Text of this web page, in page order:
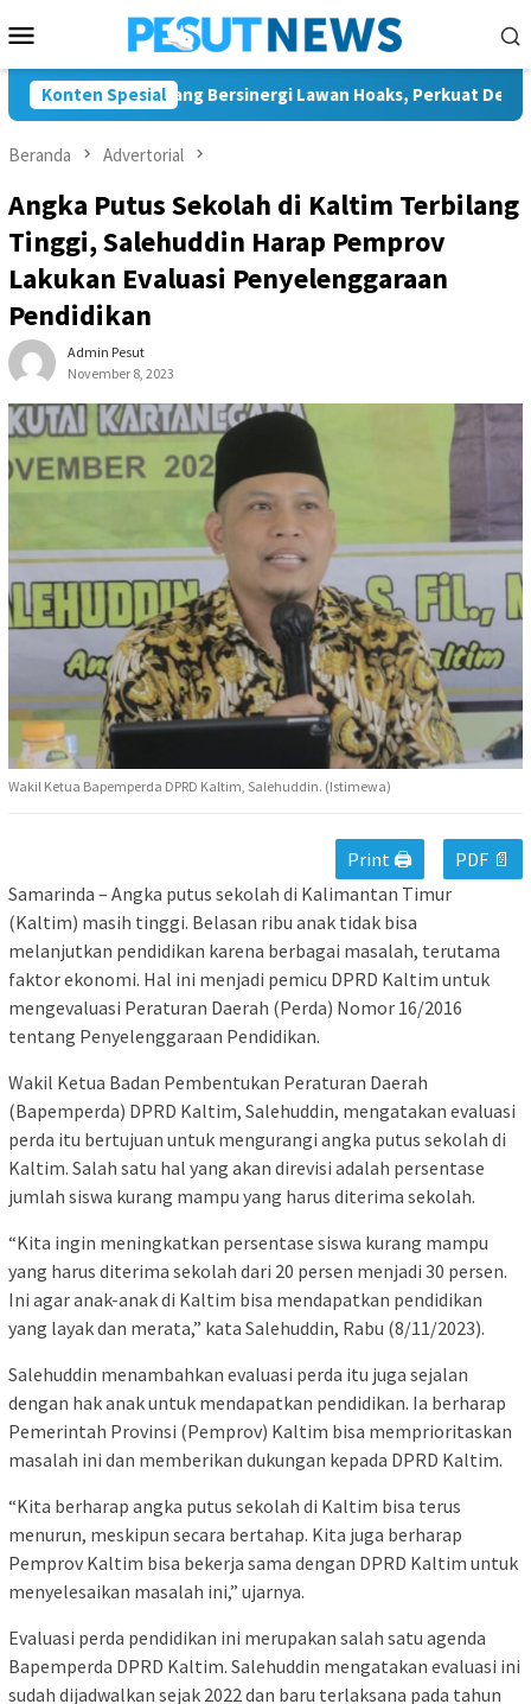
ke
Mobile
Konten Spesial
JMSI Bontang Bersinergi Lawan Hoaks, Perkuat Demokrasi
Beranda Advertorial
Angka Putus Sekolah di Kaltim Terbilang
Tinggi, Salehuddin Harap Pemprov
Lakukan Evaluasi Penyelenggaraan
Pendidikan
Admin Pesut
November 8, 2023
Wakil Ketua Bapemperda DPRD Kaltim, Salehuddin. (Istimewa)
Print 🖨
PDF 📄
Samarinda – Angka putus sekolah di Kalimantan Timur
(Kaltim) masih tinggi. Belasan ribu anak tidak bisa
melanjutkan pendidikan karena berbagai masalah, terutama
faktor ekonomi. Hal ini menjadi pemicu DPRD Kaltim untuk
mengevaluasi Peraturan Daerah (Perda) Nomor 16/2016
tentang Penyelenggaraan Pendidikan.
Wakil Ketua Badan Pembentukan Peraturan Daerah
(Bapemperda) DPRD Kaltim, Salehuddin, mengatakan evaluasi
perda itu bertujuan untuk mengurangi angka putus sekolah di
Kaltim. Salah satu hal yang akan direvisi adalah persentase
jumlah siswa kurang mampu yang harus diterima sekolah.
“Kita ingin meningkatkan persentase siswa kurang mampu
yang harus diterima sekolah dari 20 persen menjadi 30 persen.
Ini agar anak-anak di Kaltim bisa mendapatkan pendidikan
yang layak dan merata,” kata Salehuddin, Rabu (8/11/2023).
Salehuddin menambahkan evaluasi perda itu juga sejalan
dengan hak anak untuk mendapatkan pendidikan. Ia berharap
Pemerintah Provinsi (Pemprov) Kaltim bisa memprioritaskan
masalah ini dan memberikan dukungan kepada DPRD Kaltim.
“Kita berharap angka putus sekolah di Kaltim bisa terus
menurun, meskipun secara bertahap. Kita juga berharap
Pemprov Kaltim bisa bekerja sama dengan DPRD Kaltim untuk
menyelesaikan masalah ini,” ujarnya.
Evaluasi perda pendidikan ini merupakan salah satu agenda
Bapemperda DPRD Kaltim. Salehuddin mengatakan evaluasi ini
sudah dijadwalkan sejak 2022 dan baru terlaksana pada tahun